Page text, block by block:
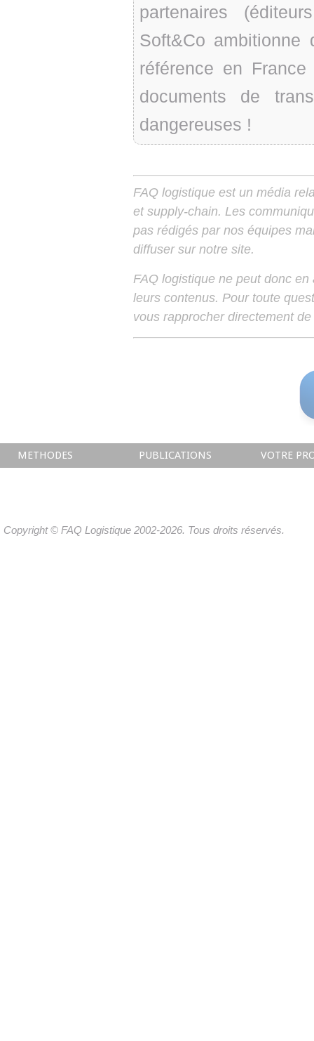
partenaires
Soft&Co
référence en
documents de
dangereuses !
FAQ logistique est un média
et supply-chain. Les
pas rédigés par nos équipes
diffuser sur notre site.
FAQ logistique ne peut donc
leurs contenus. Pour toute
vous rapprocher directement
METHODES PUBLICATIONS VOTRE
Copyright © FAQ Logistique 2002-2026. Tous droits réservés.